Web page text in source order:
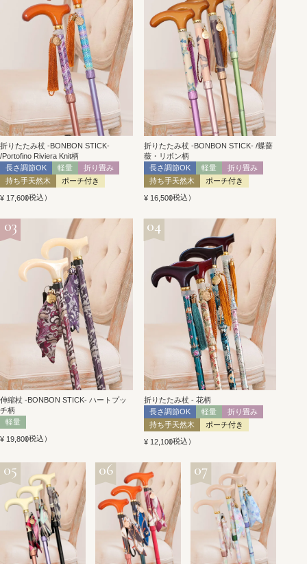
折りたたみ杖 -BONBON STICK-
/Portofino Riviera Knit柄
長さ調節OK
軽量
折り畳み
持ち手天然木
ポーチ付き
¥ 17,600税込
折りたたみ杖 -BONBON STICK- /蝶薔
薇・リボン柄
長さ調節OK
軽量
折り畳み
持ち手天然木
ポーチ付き
¥ 16,500税込
伸縮杖 -BONBON STICK- ハートプッ
チ柄
軽量
¥ 19,800税込
折りたたみ杖 - 花柄
長さ調節OK
軽量
折り畳み
持ち手天然木
ポーチ付き
¥ 12,100税込